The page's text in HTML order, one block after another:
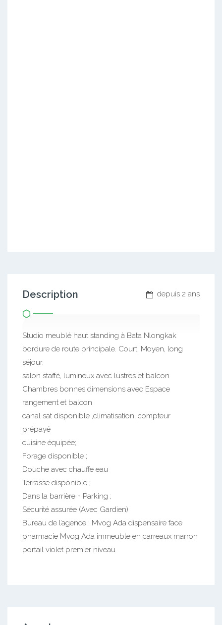
depuis 2 ans
Description
Studio meublé haut standing à Bata Nlongkak
bordure de route principale. Court, Moyen, long
séjour.
salon staffé, lumineux avec lustres et balcon
Chambres bonnes dimensions avec Espace
rangement et balcon
canal sat disponible ,climatisation, compteur
prépayé
cuisine équipée;
Forage disponible ;
Douche avec chauffe eau
Terrasse disponible ;
Dans la barrière + Parking ;
Sécurité assurée (Avec Gardien)
Bureau de l’agence : Mvog Ada dispensaire face
pharmacie Mvog Ada immeuble en carreaux marron
portail violet premier niveau